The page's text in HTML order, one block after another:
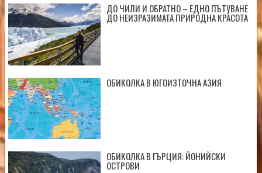
ДО ЧИЛИ И ОБРАТНО – ЕДНО ПЪТУВАНЕ
ДО НЕИЗРАЗИМАТА ПРИРОДНА КРАСОТА
ОБИКОЛКА В ЮГОИЗТОЧНА АЗИЯ
ОБИКОЛКА В ГЪРЦИЯ: ЙОНИЙСКИ
ОСТРОВИ